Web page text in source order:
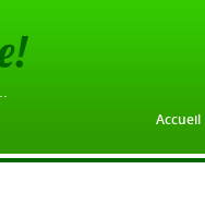
Accueil